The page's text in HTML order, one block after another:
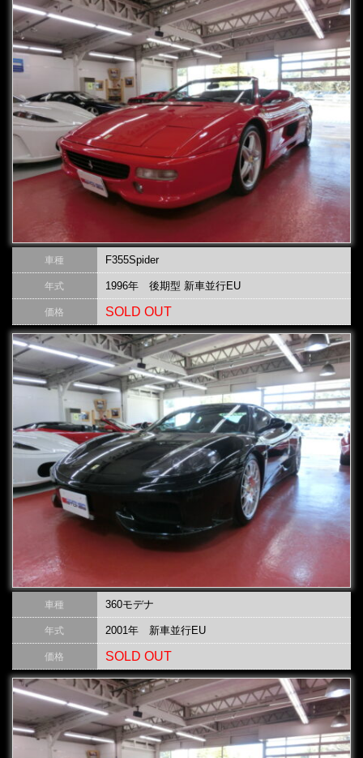
車種 F355Spider
年式 1996年 後期型 新車並行EU
価格 SOLD OUT
車種 360モデナ
年式 2001年 新車並行EU
価格 SOLD OUT